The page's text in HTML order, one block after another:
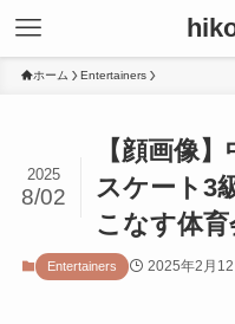
ホーム Entertainers
【顔画像
スケート3
こなす体育
2025
8/02
Entertainers 2025年2月12